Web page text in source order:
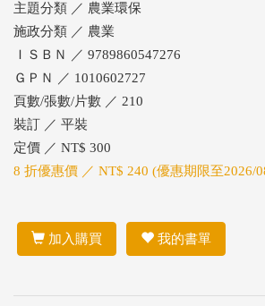
主題分類 ／ 農業環保
施政分類 ／ 農業
ＩＳＢＮ ／ 9789860547276
ＧＰＮ ／ 1010602727
頁數/張數/片數 ／ 210
裝訂 ／ 平裝
定價 ／ NT$ 300
8 折優惠價 ／ NT$ 240 (優惠期限至2026/
加入購買 我的書單